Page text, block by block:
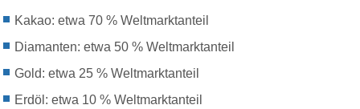
Kakao: etwa 70 % Weltmarktanteil
Diamanten: etwa 50 % Weltmarktanteil
Gold: etwa 25 % Weltmarktanteil
Erdöl: etwa 10 % Weltmarktanteil